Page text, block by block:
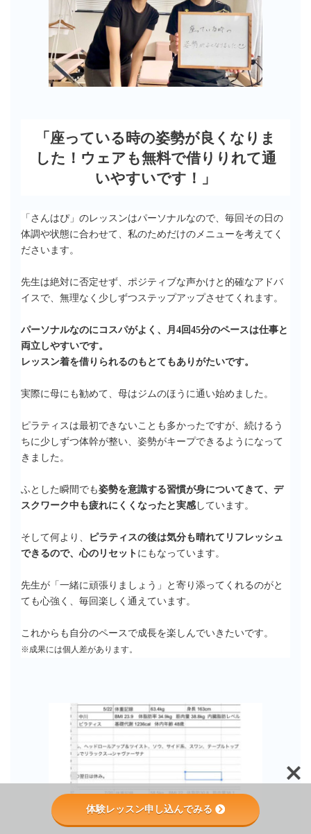
「座っている時の姿勢が良くなりま
した！ウェアも無料で借りりれて通
いやすいです！」
「さんはぴ」のレッスンはパーソナルなので、毎回その日の
体調や状態に合わせて、私のためだけのメニューを考えてく
ださいます。
先生は絶対に否定せず、ポジティブな声かけと的確なアドバ
イスで、無理なく少しずつステップアップさせてくれます。
パーソナルなのにコスパがよく、月4回45分のペースは仕事と
両立しやすいです。
レッスン着を借りられるのもとてもありがたいです。
実際に母にも勧めて、母はジムのほうに通い始めました。
ピラティスは最初できないことも多かったですが、続けるう
ちに少しずつ体幹が整い、姿勢がキープできるようになって
きました。
ふとした瞬間でも姿勢を意識する習慣が身についてきて、デ
スクワーク中も疲れにくくなったと実感 しています。
そして何より、
ピラティスの後は気分も晴れてリフレッシュ
できるので、心のリセット にもなっています。
先生が「一緒に頑張りましょう」と寄り添ってくれるのがと
ても心強く、毎回楽しく通えています。
これからも自分のペースで成長を楽しんでいきたいです。
※成果には個人差があります。
体験レッスン申し込んでみる